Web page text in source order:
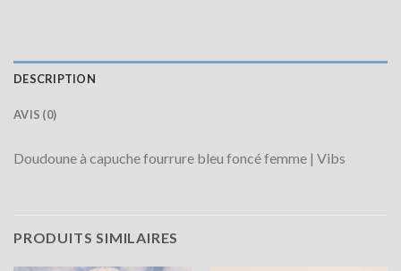
DESCRIPTION
AVIS (0)
Doudoune à capuche fourrure bleu foncé femme | Vibs
PRODUITS SIMILAIRES